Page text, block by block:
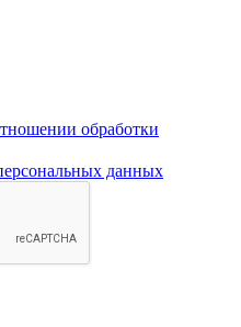
обработки
данных